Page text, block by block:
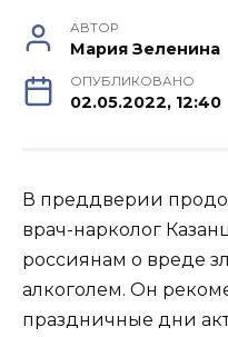
АВТОР
Мария Зеленина
ОПУБЛИКОВАНО
02.05.2022, 12:40
В преддверии
врач-нарколог
россиянам о вреде
алкоголем. Он
праздничные дни